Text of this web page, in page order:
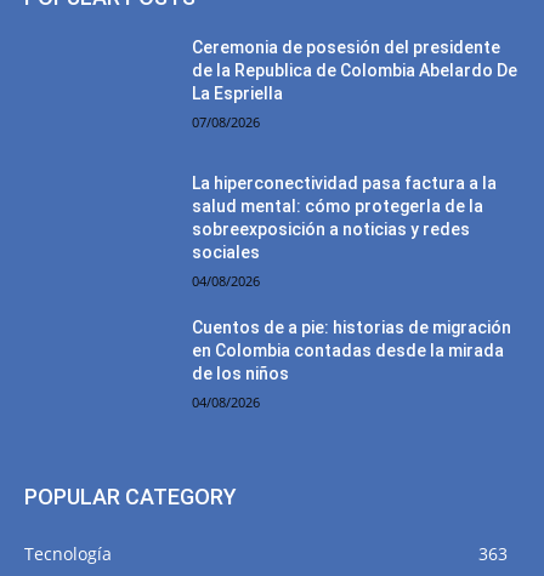
Ceremonia de posesión del presidente
de la Republica de Colombia Abelardo De
La Espriella
07/08/2026
La hiperconectividad pasa factura a la
salud mental: cómo protegerla de la
sobreexposición a noticias y redes
sociales
04/08/2026
Cuentos de a pie: historias de migración
en Colombia contadas desde la mirada
de los niños
04/08/2026
POPULAR CATEGORY
Tecnología
363